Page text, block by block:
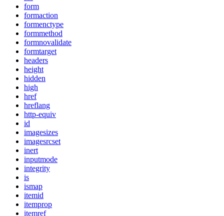
form
formaction
formenctype
formmethod
formnovalidate
formtarget
headers
height
hidden
high
href
hreflang
http-equiv
id
imagesizes
imagesrcset
inert
inputmode
integrity
is
ismap
itemid
itemprop
itemref